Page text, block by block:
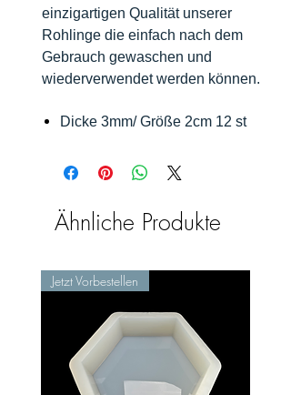
einzigartigen Qualität unserer
Rohlinge die einfach nach dem
Gebrauch gewaschen und
wiederverwendet werden können.
Dicke 3mm/ Größe 2cm 12 st
Ähnliche Produkte
Jetzt Vorbestellen